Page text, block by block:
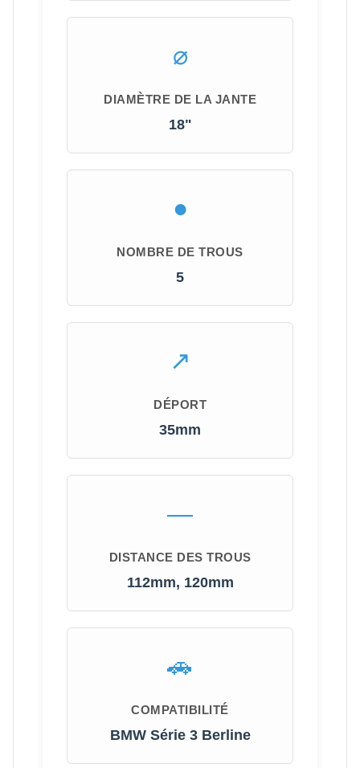
DIAMÈTRE DE LA JANTE
18"
NOMBRE DE TROUS
5
DÉPORT
35mm
DISTANCE DES TROUS
112mm, 120mm
COMPATIBILITÉ
BMW Série 3 Berline